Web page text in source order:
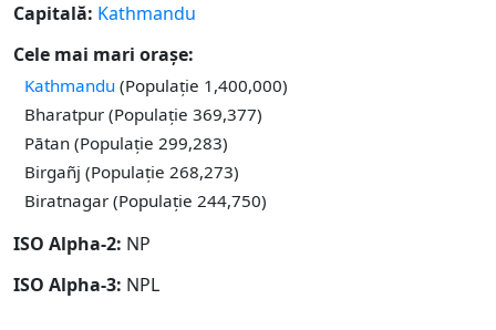
Capitală: Kathmandu
Cele mai mari orașe:
Kathmandu (Populație 1,400,000)
Bharatpur (Populație 369,377)
Pātan (Populație 299,283)
Birgañj (Populație 268,273)
Biratnagar (Populație 244,750)
ISO Alpha-2: NP
ISO Alpha-3: NPL